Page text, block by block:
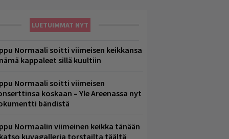
LUETUIMMAT NYT
Normaali soitti viimeisen keikkansa
kappaleet sillä kuultiin
Normaali soitti viimeisen
koskaan – Yle Areenassa nyt
bändistä
Normaalin viimeinen keikka tänään
kuvagalleria torstailta täältä